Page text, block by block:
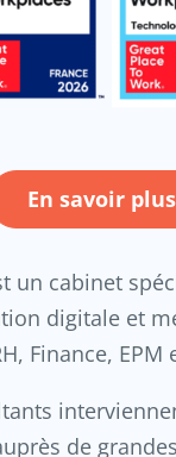
En savoir plus
un cabinet
digitale et
Finance, EPM
de